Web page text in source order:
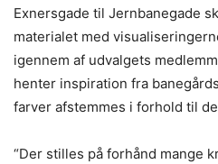
Exnersgade til Jernbanegade
materialet med
igennem af udvalgets
henter inspiration fra
farver afstemmes i forhold til
“Der stilles på forhånd mange